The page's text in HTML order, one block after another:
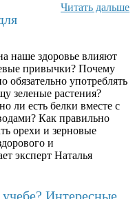
Читать дальше
наше здоровье влияют
привычки? Почему
обязательно употреблять
зеленые растения?
ли есть белки вместе с
Как правильно
орехи и зерновые
и
эксперт Наталья
Интересные